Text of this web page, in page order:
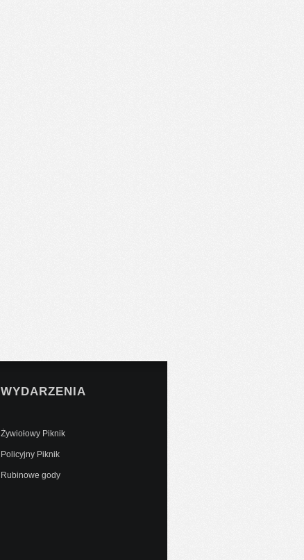
WYDARZENIA
Żywiołowy Piknik
Policyjny Piknik
Rubinowe gody